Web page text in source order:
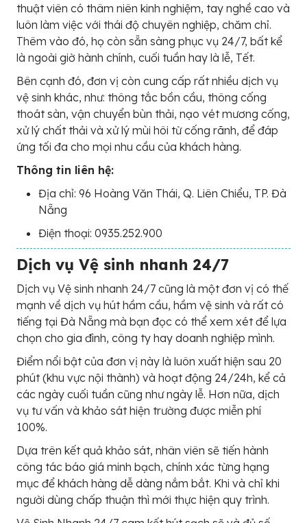
thuật viên có thâm niên kinh nghiệm, tay nghề cao và
luôn làm việc với thái độ chuyên nghiệp, chăm chỉ.
Thêm vào đó, họ còn sẵn sàng phục vụ 24/7, bất kể
là ngoài giờ hành chính, cuối tuần hay là lễ, Tết.
Bên cạnh đó, đơn vị còn cung cấp rất nhiều dịch vụ
vệ sinh khác, như: thông tắc bồn cầu, thông cống
thoát sàn, vận chuyển bùn thải, nạo vét mương cống,
xử lý chất thải và xử lý mùi hôi từ cống rãnh, để đáp
ứng tối đa cho mọi nhu cầu của khách hàng.
Thông tin liên hệ:
Địa chỉ: 96 Hoàng Văn Thái, Q. Liên Chiểu, TP. Đà
Nẵng
Điện thoại: 0935.252.900
Dịch vụ Vệ sinh nhanh 24/7
Dịch vụ Vệ sinh nhanh 24/7 cũng là một đơn vị có thế
mạnh về dịch vụ hút hầm cầu, hầm vệ sinh và rất có
tiếng tại Đà Nẵng mà bạn đọc có thể xem xét để lựa
chọn cho gia đình, công ty hay doanh nghiệp mình.
Điểm nổi bật của đơn vị này là luôn xuất hiện sau 20
phút (khu vực nội thành) và hoạt động 24/24h, kể cả
các ngày cuối tuần cũng như ngày lễ. Hơn nữa, dịch
vụ tư vấn và khảo sát hiện trường được miễn phí
100%.
Dựa trên kết quả khảo sát, nhân viên sẽ tiến hành
công tác báo giá minh bạch, chính xác từng hạng
mục để khách hàng dễ dàng nắm bắt. Khi và chỉ khi
người dùng chấp thuận thì mới thực hiện quy trình.